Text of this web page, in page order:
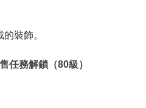
裝飾。
任務解鎖（80級）